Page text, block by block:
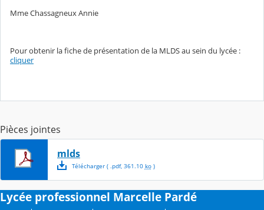
Mme Chassagneux Annie
Pour obtenir la fiche de présentation de la MLDS au sein du lycée :
cliquer
Pièces jointes
mlds
Télécharger( .pdf, 361.10 ko)
Lycée professionnel Marcelle Pardé